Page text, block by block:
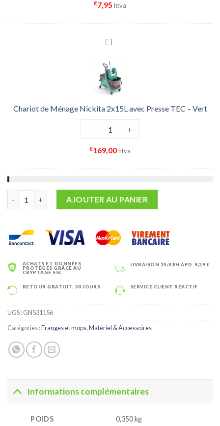
€7,95 htva
Chariot de Ménage Nickita 2x15L avec Presse TEC – Vert
- +
€169,00htva
AJOUTER AU PANIER
ACHATS ET DONNÉES
PROTÉGÉS GRÂCE AU
CRYPTAGE SSL
LIVRAISON 24/48H ÀPD. 9,29 €
RETOUR GRATUIT: 30 JOURS SERVICE CLIENT RÉACTIF
UGS :GN531156
Catégories :Franges et mops,Matériel & Accessoires
Informations complémentaires
POIDS 0,350 kg